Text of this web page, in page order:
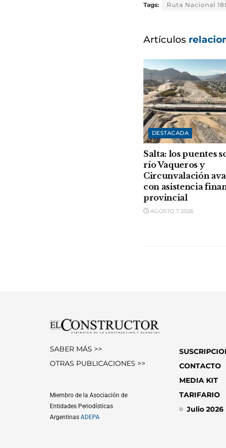
Tags: Ruta Nacional
Artículos
DESTACADA
Salta: los puentes
río Vaqueros y
Circunvalación
con asistencia
provincial
AGOSTO 7, 2026
SABER MÁS >>
OTRAS PUBLICACIONES >>
Miembro de la Asociación de
Entidades Periodísticas
Argentinas ADEPA
CONTACTO
MEDIA KIT
TARIFARIO
Julio 2026